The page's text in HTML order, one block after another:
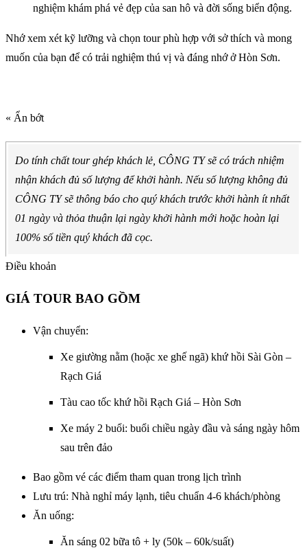
nghiệm khám phá vẻ đẹp của san hô và đời sống biển động.
Nhớ xem xét kỹ lưỡng và chọn tour phù hợp với sở thích và mong
muốn của bạn để có trải nghiệm thú vị và đáng nhớ ở Hòn Sơn.
« Ẩn bớt
Do tính chất tour ghép khách lẻ, CÔNG TY sẽ có trách nhiệm
nhận khách đủ số lượng để khởi hành. Nếu số lượng không đủ
CÔNG TY sẽ thông báo cho quý khách trước khởi hành ít nhất
01 ngày và thỏa thuận lại ngày khởi hành mới hoặc hoàn lại
100% số tiền quý khách đã cọc.
Điều khoản
GIÁ TOUR BAO GỒM
Vận chuyển:
Xe giường nằm (hoặc xe ghế ngã) khứ hồi Sài Gòn –
Rạch Giá
Tàu cao tốc khứ hồi Rạch Giá – Hòn Sơn
Xe máy 2 buổi: buổi chiều ngày đầu và sáng ngày hôm
sau trên đảo
Bao gồm vé các điểm tham quan trong lịch trình
Lưu trú: Nhà nghỉ máy lạnh, tiêu chuẩn 4-6 khách/phòng
Ăn uống:
Ăn sáng 02 bữa tô + ly (50k – 60k/suất)